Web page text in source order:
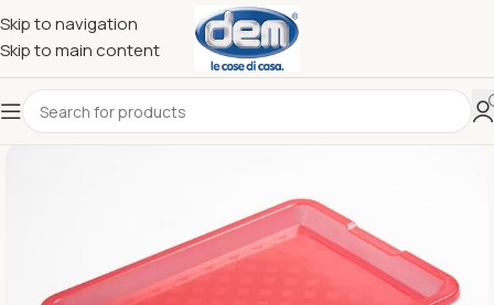
Skip to navigation
Skip to main content